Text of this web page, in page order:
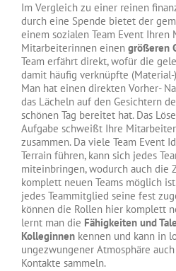
Im Vergleich zu einer reinen
durch eine Spende bietet der
einem sozialen Team Event Ihren
Mitarbeiterinnen einen größeren
Team erfährt direkt, wofür die
damit häufig verknüpfte
Man hat einen direkten Vorher-
das Lächeln auf den Gesichtern
schönen Tag bereitet hat. Das
Aufgabe schweißt Ihre
zusammen. Da viele Team Event
Terrain führen, kann sich jedes
miteinbringen, wodurch auch die
komplett neuen Teams möglich
jedes Teammitglied seine fest
können die Rollen hier komplett
lernt man die Fähigkeiten und
Kolleginnen kennen und kann in
ungezwungener Atmosphäre
Kontakte sammeln.